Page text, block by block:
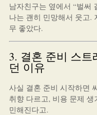
남자친구는 옆에서 “벌써
나는 괜히 민망해서 웃고.
무 좋았다.
3. 결혼 준비 스
던 이유
사실 결혼 준비 시작하면
취향 다르고, 비용 문제
민해진다고.